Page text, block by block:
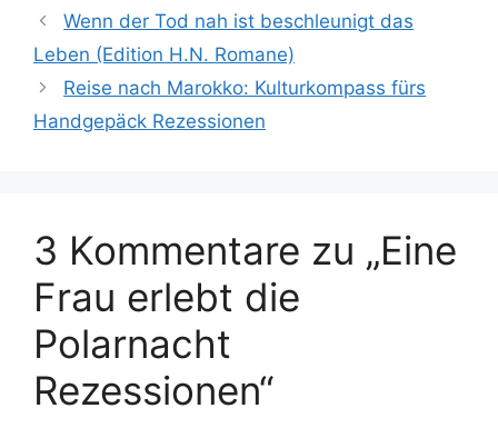
Wenn der Tod nah ist beschleunigt das
Leben (Edition H.N. Romane)
Reise nach Marokko: Kulturkompass fürs
Handgepäck Rezessionen
3 Kommentare zu „Eine
Frau erlebt die
Polarnacht
Rezessionen“